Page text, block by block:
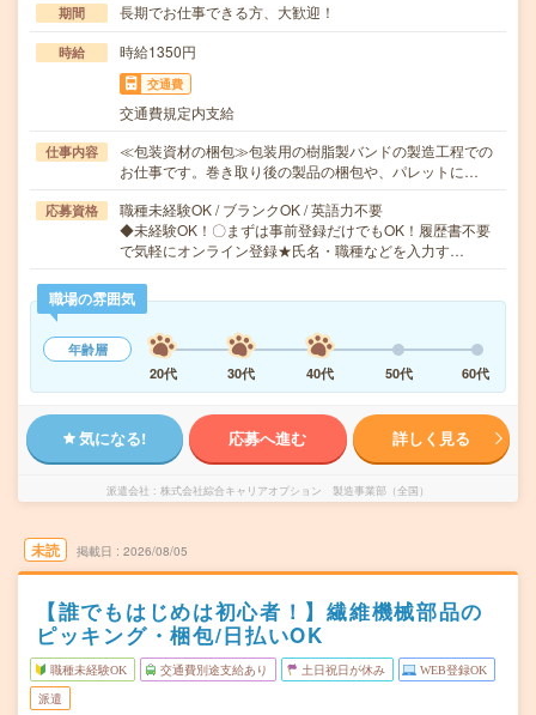
期間 長期でお仕事できる方、大歓迎！
時給 時給1350円
交通費
交通費規定内支給
仕事内容
≪包装資材の梱包≫包装用の樹脂製バンドの製造工程での
お仕事です。巻き取り後の製品の梱包や、パレットに…
応募資格
職種未経験OK / ブランクOK / 英語力不要
◆未経験OK！〇まずは事前登録だけでもOK！履歴書不要
で気軽にオンライン登録★氏名・職種などを入力す…
職場の雰囲気
年齢層
20代
30代 40代 50代 60代
気になる! 応募へ進む 詳しく見る
派遣会社 株式会社綜合キャリアオプション 製造事業部（全国）
未読 掲載日 2026/08/05
【誰でもはじめは初心者！】繊維機械部品の
ピッキング・梱包/日払いOK
職種未経験OK 交通費別途支給あり 土日祝日が休み WEB登録OK
派遣